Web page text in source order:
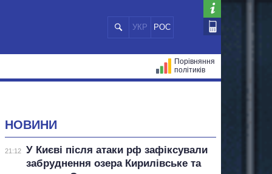
УКР РОС
Порівняння
політиків
НОВИНИ
21:12
У Києві після атаки рф зафіксували
забруднення озера Кирилівське та